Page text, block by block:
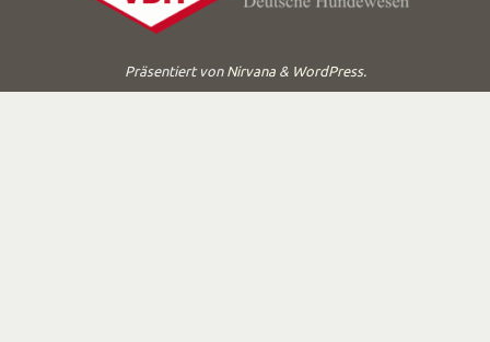
Präsentiert vonNirvana& WordPress.